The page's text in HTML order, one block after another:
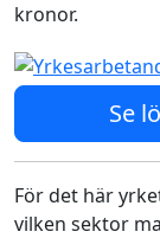
kronor.
Se
För det här
vilken sektor